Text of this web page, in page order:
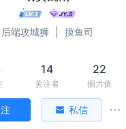
后端攻城狮 摸鱼司
14
关注者
22
掘力值
私信